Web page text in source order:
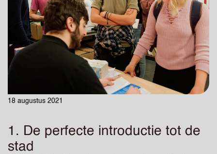
18 augustus 2021
1. De perfecte introductie tot de
stad